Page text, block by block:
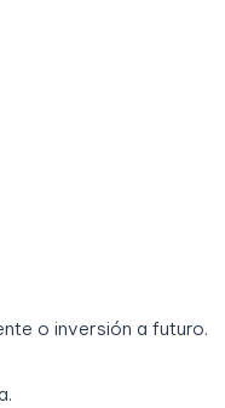
o inversión a futuro.